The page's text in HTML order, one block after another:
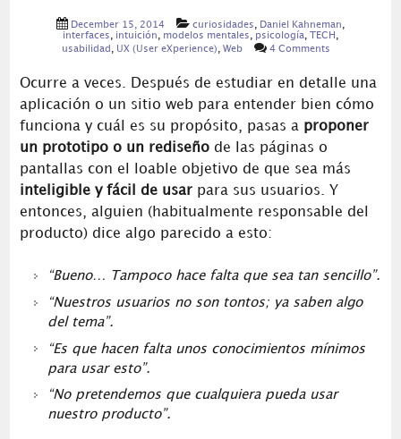
December 15, 2014 curiosidades , Daniel Kahneman ,
interfaces , intuición , modelos mentales , psicología, TECH ,
usabilidad , UX (User eXperience) , Web 4 Comments
Ocurre a veces. Después de estudiar en detalle una
aplicación o un sitio web para entender bien cómo
funciona y cuál es su propósito, pasas a proponer
un prototipo o un rediseñode las páginas o
pantallas con el loable objetivo de que sea más
inteligible y fácil de usarpara sus usuarios. Y
entonces, alguien (habitualmente responsable del
producto) dice algo parecido a esto:
“Bueno… Tampoco hace falta que sea tan sencillo”.
“Nuestros usuarios no son tontos; ya saben algo
del tema”.
“Es que hacen falta unos conocimientos mínimos
para usar esto”.
“No pretendemos que cualquiera pueda usar
nuestro producto”.